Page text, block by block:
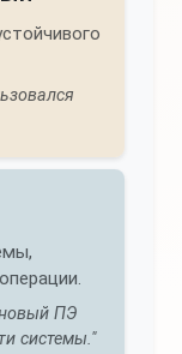
ПЭ
системы."